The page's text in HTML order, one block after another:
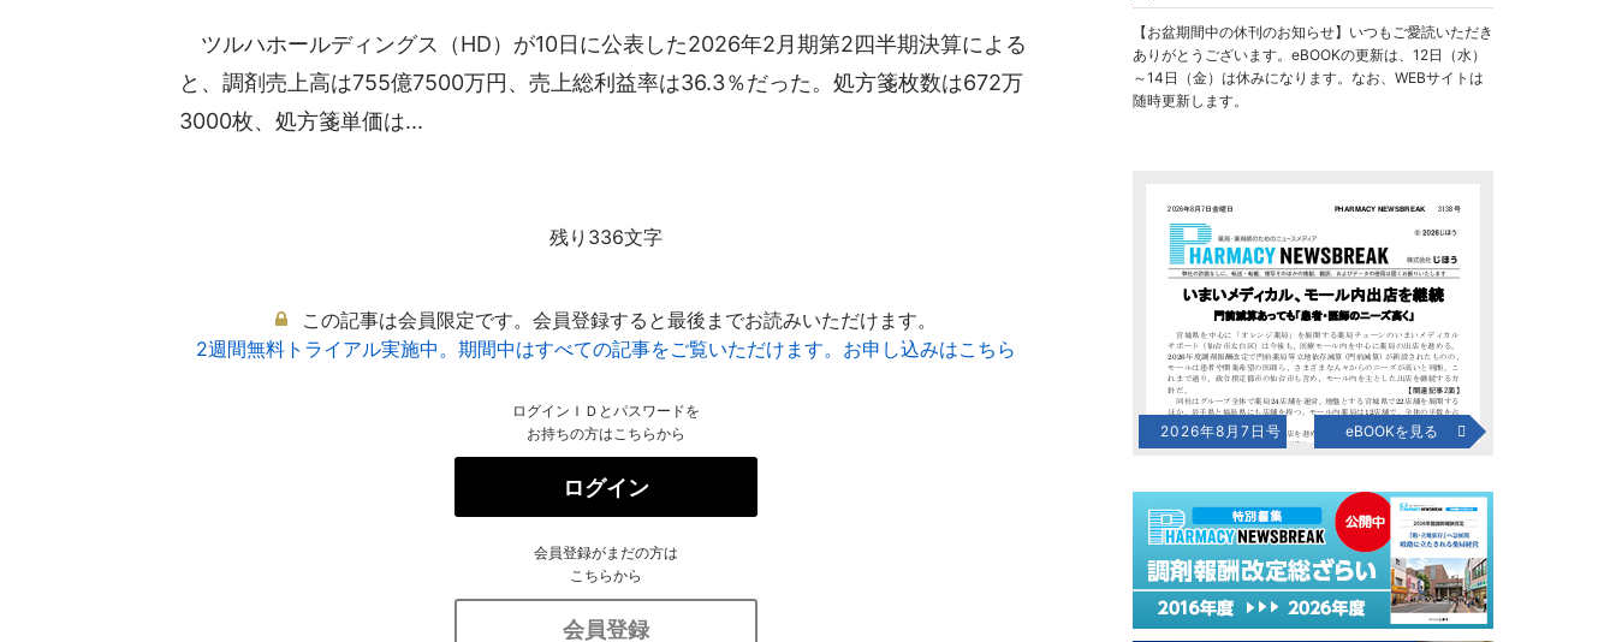
ツルハホールディングス（HD）が10日に公表した2026年2月期第2四半期決算による
と、調剤売上高は755億7500万円、売上総利益率は36.3％だった。処方箋枚数は672万
3000枚、処方箋単価は...
残り336文字
この記事は会員限定です。会員登録すると最後までお読みいただけます。
2週間無料トライアル実施中。期間中はすべての記事をご覧いただけます。お申し込みはこちら
ログインＩＤとパスワードを
お持ちの方はこちらから
ログイン
会員登録がまだの方は
こちらから
会員登録
【お盆期間中の休刊のお知らせ】いつもご愛読いただき
ありがとうございます。eBOOKの更新は、12日（水）
～14日（金）は休みになります。なお、WEBサイトは
随時更新します。
2026年8月7日号 eBOOKを見る